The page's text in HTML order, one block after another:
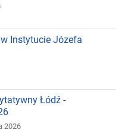
Instytucie Józefa
Łódź -
2026